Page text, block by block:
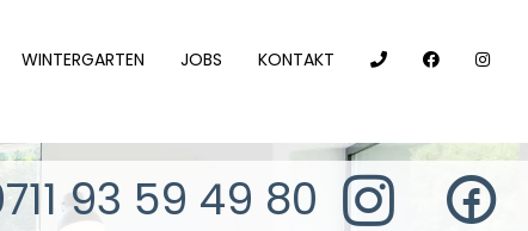
WINTERGARTEN JOBS KONTAKT
93 59 49 80